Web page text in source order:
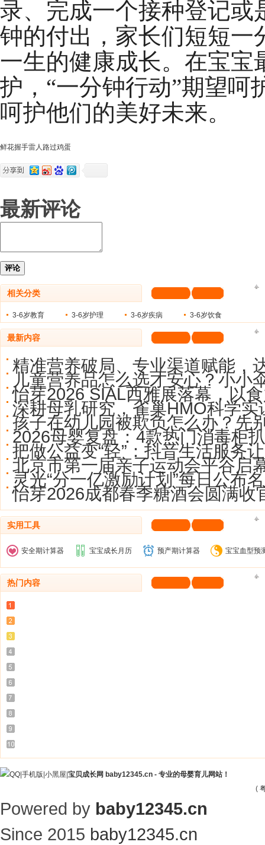
录、完成一个接种登记
钟的付出，家长们短短一
一生的健康成长。在宝宝
护，“一分钟行动”期望呵
呵护他们的美好未来。
鲜花握手雷人路过鸡蛋
最新评论
评论
相关分类
3-6岁教育 3-6岁护理 3-6岁疾病 3-6岁饮食
最新内容
精准营养破局、专业渠道赋能，
儿童营养品怎么选才安心？小小
怡芽2026 SIAL西雅展落幕，以
深耕母乳研究，雀巢HMO科学实
孩子在幼儿园被欺负怎么办？先
2026母婴复盘：4款热门消毒柜
把做公益变“轻”：抖音生活服务让
北京市第一届亲子运动会平谷启
灵光“分一亿激励计划”每日公布名
怡芽2026成都春季糖酒会圆满收
实用工具
安全期计算器 宝宝成长月历 预产期计算器 宝宝血型预
热门内容
手机版 小黑屋 宝贝成长网 baby12345.cn - 专业的母婴育儿网站！
(
Powered by baby12345.cn
Since 2015 baby12345.cn